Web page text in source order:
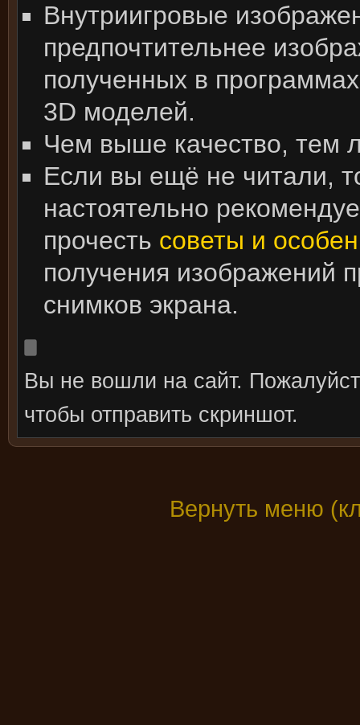
Внутриигровые
предпочтительнее
полученных в
3D моделей.
Чем выше качество, тем
Если вы ещё не читали,
настоятельно
прочесть советы и
получения изображений
снимков экрана.
Вы не вошли на сайт.
чтобы отправить скриншот.
Вернуть меню